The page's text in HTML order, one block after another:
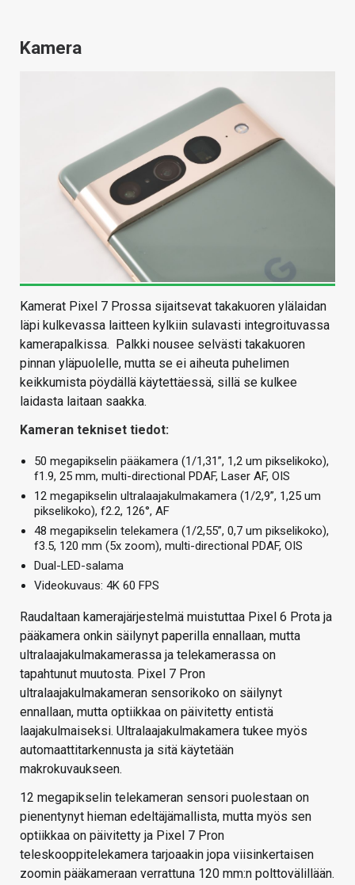
Kamera
Kamerat Pixel 7 Prossa sijaitsevat takakuoren ylälaidan
läpi kulkevassa laitteen kylkiin sulavasti integroituvassa
kamerapalkissa. Palkki nousee selvästi takakuoren
pinnan yläpuolelle, mutta se ei aiheuta puhelimen
keikkumista pöydällä käytettäessä, sillä se kulkee
laidasta laitaan saakka.
Kameran tekniset tiedot:
50 megapikselin pääkamera (1/1,31”, 1,2 um pikselikoko),
f1.9, 25 mm, multi-directional PDAF, Laser AF, OIS
12 megapikselin ultralaajakulmakamera (1/2,9”, 1,25 um
pikselikoko), f2.2, 126°, AF
48 megapikselin telekamera (1/2,55”, 0,7 um pikselikoko),
f3.5, 120 mm (5x zoom), multi-directional PDAF, OIS
Dual-LED-salama
Videokuvaus: 4K 60 FPS
Raudaltaan kamerajärjestelmä muistuttaa Pixel 6 Prota ja
pääkamera onkin säilynyt paperilla ennallaan, mutta
ultralaajakulmakamerassa ja telekamerassa on
tapahtunut muutosta. Pixel 7 Pron
ultralaajakulmakameran sensorikoko on säilynyt
ennallaan, mutta optiikkaa on päivitetty entistä
laajakulmaiseksi. Ultralaajakulmakamera tukee myös
automaattitarkennusta ja sitä käytetään
makrokuvaukseen.
12 megapikselin telekameran sensori puolestaan on
pienentynyt hieman edeltäjämallista, mutta myös sen
optiikkaa on päivitetty ja Pixel 7 Pron
teleskooppitelekamera tarjoaakin jopa viisinkertaisen
zoomin pääkameraan verrattuna 120 mm:n polttovälillään.